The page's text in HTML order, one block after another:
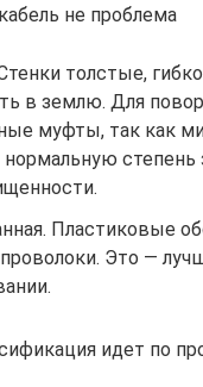
не проблема
толстые,
в землю. Для
муфты, так как
степень
Пластиковые
Это —
идет по